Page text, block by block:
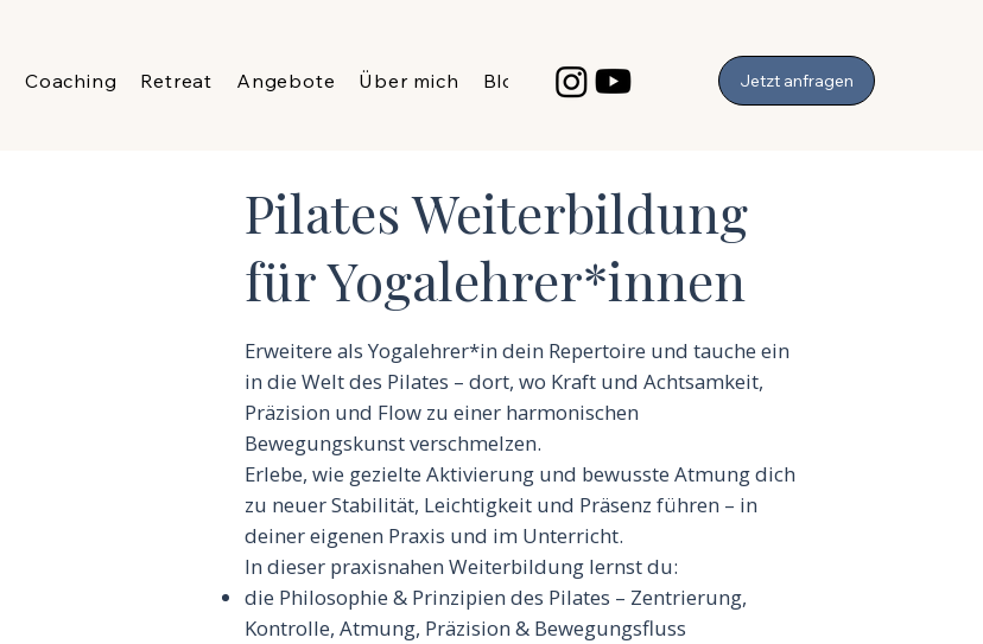
Coaching Retreat Angebote Über mich Blog Kontakt Jetzt anfragen
Pilates Weiterbildung
für Yogalehrer*innen
Erweitere als Yogalehrer*in dein Repertoire und tauche ein
in die Welt des Pilates – dort, wo Kraft und Achtsamkeit,
Präzision und Flow zu einer harmonischen
Bewegungskunst verschmelzen.
Erlebe, wie gezielte Aktivierung und bewusste Atmung dich
zu neuer Stabilität, Leichtigkeit und Präsenz führen – in
deiner eigenen Praxis und im Unterricht.
In dieser praxisnahen Weiterbildung lernst du:
die Philosophie & Prinzipien des Pilates – Zentrierung,
Kontrolle, Atmung, Präzision & Bewegungsfluss